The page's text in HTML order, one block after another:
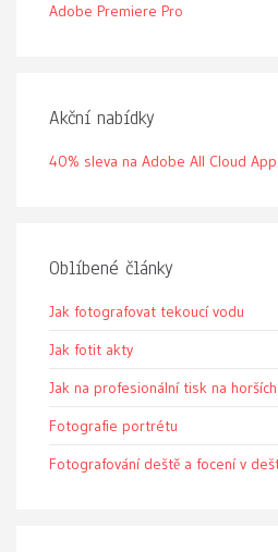
Adobe Premiere Pro
Akční nabídky
40% sleva na Adobe All Cloud
Oblíbené články
Jak fotografovat tekoucí vodu
Jak fotit akty
Jak na profesionální tisk na
Fotografie portrétu
Fotografování deště a focení v